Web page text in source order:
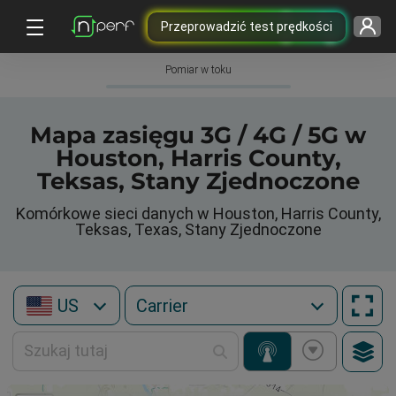
Przeprowadzić test prędkości
Pomiar w toku
Mapa zasięgu 3G / 4G / 5G w
Houston, Harris County,
Teksas, Stany Zjednoczone
Komórkowe sieci danych w Houston, Harris County,
Teksas, Texas, Stany Zjednoczone
US